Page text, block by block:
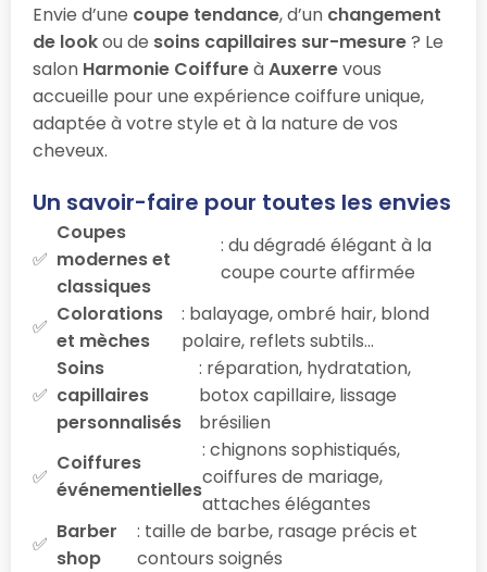
Envie d’une coupe tendance, d’un changement
de lookou de soins capillaires sur-mesure? Le
salon Harmonie CoiffureàAuxerrevous
accueille pour une expérience coiffure unique,
adaptée à votre style et à la nature de vos
cheveux.
Un savoir-faire pour toutes les envies
Coupes
modernes et
classiques
: du dégradé élégant à la
coupe courte affirmée
Colorations
et mèches
: balayage, ombré hair, blond
polaire, reflets subtils…
Soins
capillaires
personnalisés
: réparation, hydratation,
botox capillaire, lissage
brésilien
Coiffures
événementielles
: chignons sophistiqués,
coiffures de mariage,
attaches élégantes
Barber
shop
: taille de barbe, rasage précis et
contours soignés